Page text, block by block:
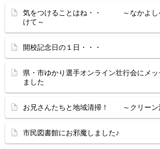
気をつけることはね・・ ～なかよし
けて～
開校記念日の１日・・・
県・市ゆかり選手オンライン壮行会にメ
ました
お兄さんたちと地域清掃！ ～クリーン
市民図書館にお邪魔しました♪